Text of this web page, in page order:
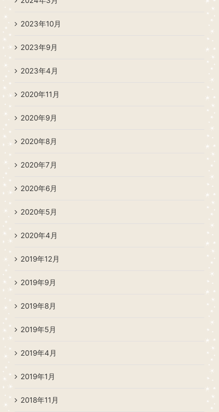
2023年10月
2023年9月
2023年4月
2020年11月
2020年9月
2020年8月
2020年7月
2020年6月
2020年5月
2020年4月
2019年12月
2019年9月
2019年8月
2019年5月
2019年4月
2019年1月
2018年11月